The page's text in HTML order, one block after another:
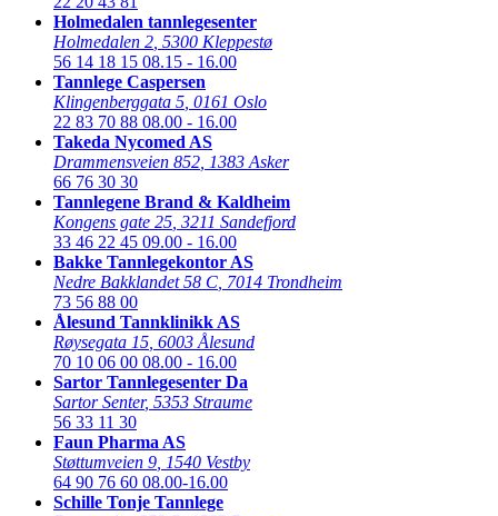
Holmedalen tannlegesenter
Holmedalen 2 5300 Kleppestø
56 14 18 15 08.15 - 16.00
Tannlege Caspersen
Klingenberggata 5 0161 Oslo
22 83 70 88 08.00 - 16.00
Takeda Nycomed AS
Drammensveien 852 1383 Asker
66 76 30 30
Tannlegene Brand & Kaldheim
Kongens gate 25 3211 Sandefjord
33 46 22 45 09.00 - 16.00
Bakke Tannlegekontor AS
Nedre Bakklandet 58 C 7014 Trondheim
73 56 88 00
Ålesund Tannklinikk AS
Røysegata 15 6003 Ålesund
70 10 06 00 08.00 - 16.00
Sartor Tannlegesenter Da
Sartor Senter, 5353 Straume
56 33 11 30
Faun Pharma AS
Støttumveien 9 1540 Vestby
64 90 76 60 08.00-16.00
Schille Tonje Tannlege